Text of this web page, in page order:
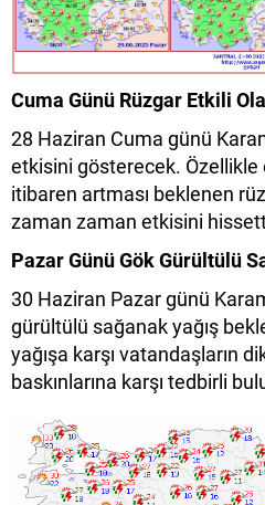
Cuma Günü Rüzgar Etkili
28 Haziran Cuma günü
etkisini gösterecek.
itibaren artması beklenen
zaman zaman etkisini
Pazar Günü Gök Gürültülü
30 Haziran Pazar günü
gürültülü sağanak yağış
yağışa karşı vatandaşların
baskınlarına karşı tedbirli